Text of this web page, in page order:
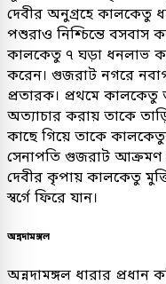
দেবীর অনুগ্রহে কালকেতু
পশুরাও নিশ্চিন্তে বসবাস
কালকেতু ৭ ঘড়া ধনলাভ
করেন। গুজরাট নগরে
প্রতারক। প্রথমে কালকেতু
অত্যাচার করায় তাকে
কাছে গিয়ে তাকে
সেনাপতি গুজরাট আক্রমণ
দেবীর কৃপায় কালকেতু
স্বর্গে ফিরে যান।
অন্নদামঙ্গল
অন্নদামঙ্গল ধারার প্রধান